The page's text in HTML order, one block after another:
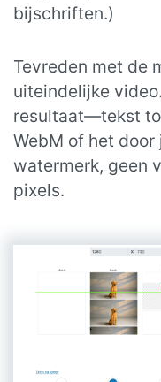
bijschriften.)
Tevreden met de
uiteindelijke
resultaat—tekst
WebM of het
watermerk, geen
pixels.